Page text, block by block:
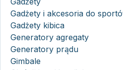
Gadżety i akcesoria do
Gadżety kibica
Generatory agregaty
Generatory prądu
Gimbale